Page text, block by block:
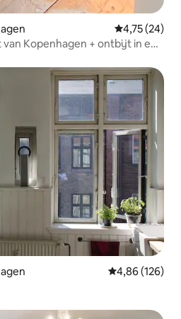
Gemiddelde
4,75 (24)
Kopenhagen + ontbijt in een
Gemiddelde
4,86 (126)